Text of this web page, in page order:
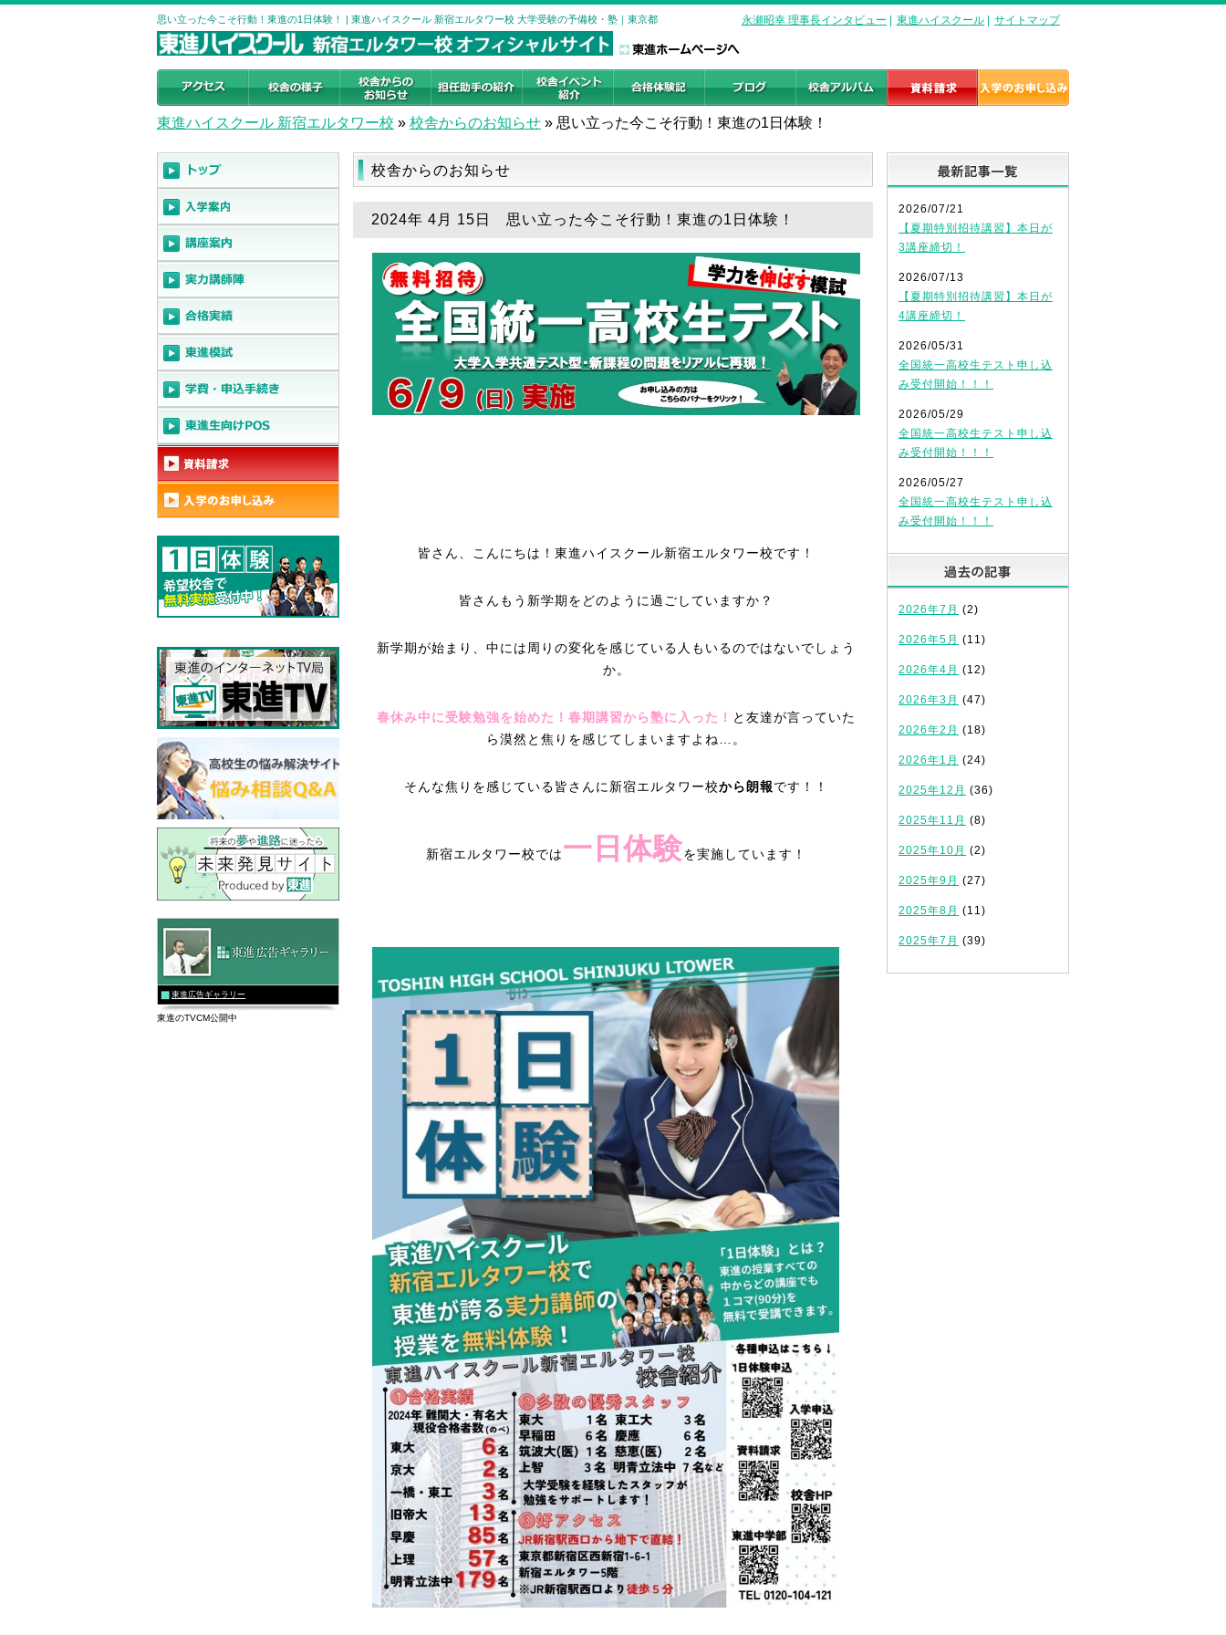
思い立った今こそ行動！東進の1日体験！ | 東進ハイスクール 新宿エルタワー校 大学受験の予備校・塾｜東京都 永瀬昭幸 理事長インタビュー 東進ハイスクール サイトマップ
東進ハイスクール 新宿エルタワー校 » 校舎からのお知らせ » 思い立った今こそ行動！東進の1日体験！
校舎からのお知らせ
2024年 4月 15日 思い立った今こそ行動！東進の1日体験！
皆さん、こんにちは！東進ハイスクール新宿エルタワー校です！
皆さんもう新学期をどのように過ごしていますか？
新学期が始まり、中には周りの変化を感じている人もいるのではないでしょう
か。
春休み中に受験勉強を始めた！春期講習から塾に入った！ と友達が言っていた
ら漠然と焦りを感じてしまいますよね…。
そんな焦りを感じている皆さんに新宿エルタワー校から朗報です！！
新宿エルタワー校では一日体験を実施しています！
2026/07/21
【夏期特別招待講習】本日が
3講座締切！
2026/07/13
【夏期特別招待講習】本日が
4講座締切！
2026/05/31
全国統一高校生テスト申し込
み受付開始！！！
2026/05/29
全国統一高校生テスト申し込
み受付開始！！！
2026/05/27
全国統一高校生テスト申し込
み受付開始！！！
2026年7月 (2)
2026年5月 (11)
2026年4月 (12)
2026年3月 (47)
2026年2月 (18)
2026年1月 (24)
2025年12月 (36)
2025年11月 (8)
2025年10月 (2)
2025年9月 (27)
2025年8月 (11)
2025年7月 (39)
東進広告ギャラリー
東進のTVCM公開中